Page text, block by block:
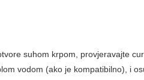
suhom krpom, provjeravajte
vodom (ako je kompatibilno), i